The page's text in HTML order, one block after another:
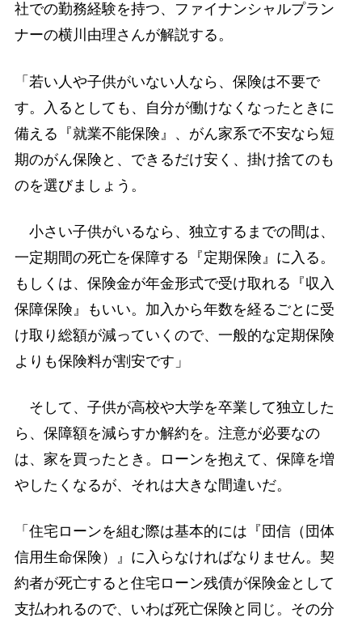
社での勤務経験を持つ、ファイナンシャルプラン
ナーの横川由理さんが解説する。
「若い人や子供がいない人なら、保険は不要で
す。入るとしても、自分が働けなくなったときに
備える『就業不能保険』、がん家系で不安なら短
期のがん保険と、できるだけ安く、掛け捨てのも
のを選びましょう。
小さい子供がいるなら、独立するまでの間は、
一定期間の死亡を保障する『定期保険』に入る。
もしくは、保険金が年金形式で受け取れる『収入
保障保険』もいい。加入から年数を経るごとに受
け取り総額が減っていくので、一般的な定期保険
よりも保険料が割安です」
そして、子供が高校や大学を卒業して独立した
ら、保障額を減らすか解約を。注意が必要なの
は、家を買ったとき。ローンを抱えて、保障を増
やしたくなるが、それは大きな間違いだ。
「住宅ローンを組む際は基本的には『団信（団体
信用生命保険）』に入らなければなりません。契
約者が死亡すると住宅ローン残債が保険金として
支払われるので、いわば死亡保険と同じ。その分